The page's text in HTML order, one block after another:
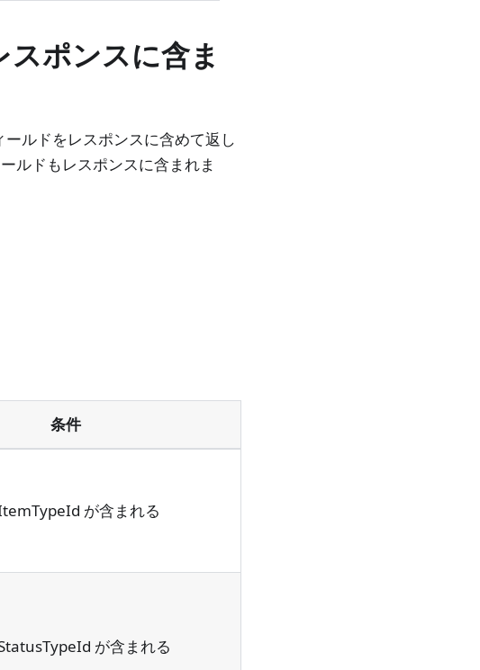
ポンスに含ま
ルドをレスポンスに含めて返し
ルドもレスポンスに含まれま
条件
が含まれる
が含まれる